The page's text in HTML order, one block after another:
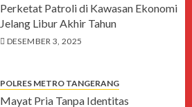
Perketat Patroli di Kawasan Ekonomi
Jelang Libur Akhir Tahun
DESEMBER 3, 2025
POLRES METRO TANGERANG
Mayat Pria Tanpa Identitas